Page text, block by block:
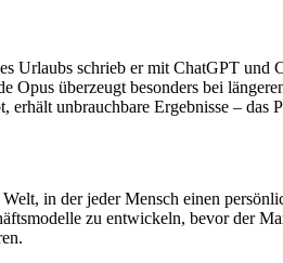
Urlaubs schrieb er mit ChatGPT
überzeugt besonders bei
unbrauchbare Ergebnisse –
in der jeder Mensch einen
zu entwickeln, bevor der